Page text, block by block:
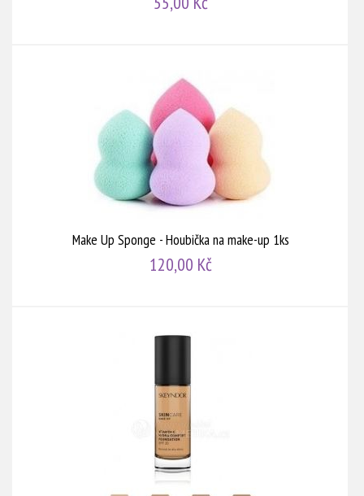
Make Up Sponge - Houbička na make-up 1ks
120,00 Kč